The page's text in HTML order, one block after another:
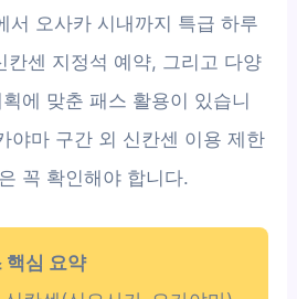
서 오사카 시내까지 특급 하루
칸센 지정석 예약, 그리고 다양
에 맞춘 패스 활용이 있습니
야마 구간 외 신칸센 이용 제한
꼭 확인해야 합니다.
핵심 요약